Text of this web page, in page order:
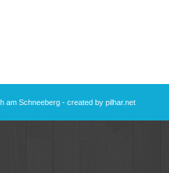
am Schneeberg - created by pilhar.net